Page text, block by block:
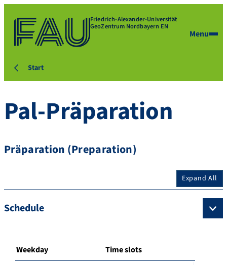
Friedrich-Alexander-Universität
GeoZentrum Nordbayern EN
Menu
Start
Pal-Präparation
Präparation (Preparation)
Expand All
Schedule
Weekday Time slots